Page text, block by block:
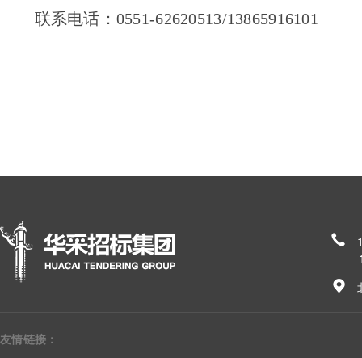
联系电话： 0551-62620513/
友情链接：